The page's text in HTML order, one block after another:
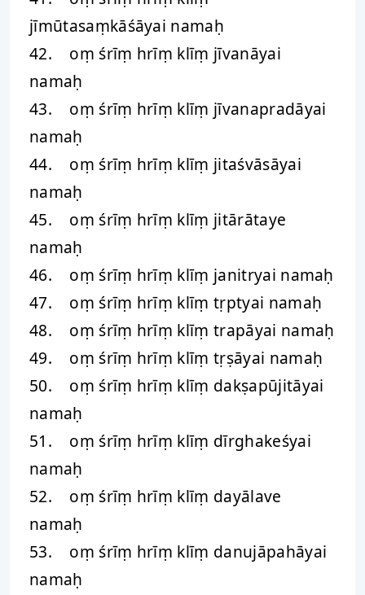
jīmūtasaṃkāśāyai namaḥ
42. oṃ śrīṃ hrīṃ klīṃ jīvanāyai
namaḥ
43. oṃ śrīṃ hrīṃ klīṃ jīvanapradāyai
namaḥ
44. oṃ śrīṃ hrīṃ klīṃ jitaśvāsāyai
namaḥ
45. oṃ śrīṃ hrīṃ klīṃ jitārātaye
namaḥ
46. oṃ śrīṃ hrīṃ klīṃ janitryai namaḥ
47. oṃ śrīṃ hrīṃ klīṃ tṛptyai namaḥ
48. oṃ śrīṃ hrīṃ klīṃ trapāyai namaḥ
49. oṃ śrīṃ hrīṃ klīṃ tṛṣāyai namaḥ
50. oṃ śrīṃ hrīṃ klīṃ dakṣapūjitāyai
namaḥ
51. oṃ śrīṃ hrīṃ klīṃ dīrghakeśyai
namaḥ
52. oṃ śrīṃ hrīṃ klīṃ dayālave
namaḥ
53. oṃ śrīṃ hrīṃ klīṃ danujāpahāyai
namaḥ